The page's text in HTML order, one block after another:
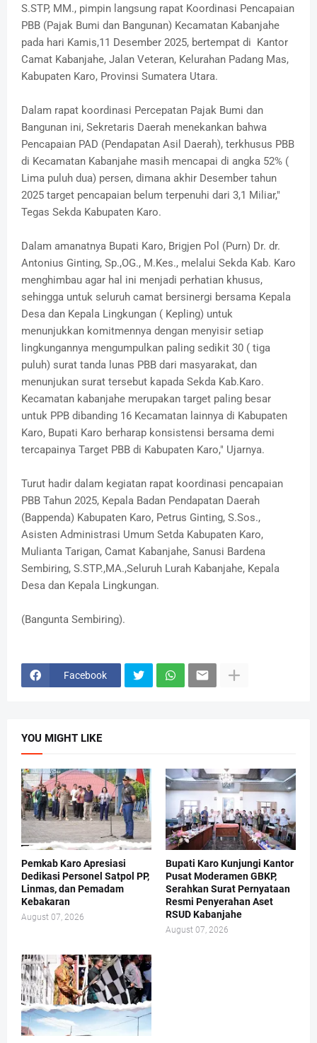
S.STP, MM., pimpin langsung rapat Koordinasi Pencapaian
PBB (Pajak Bumi dan Bangunan) Kecamatan Kabanjahe
pada hari Kamis,11 Desember 2025, bertempat di Kantor
Camat Kabanjahe, Jalan Veteran, Kelurahan Padang Mas,
Kabupaten Karo, Provinsi Sumatera Utara.
Dalam rapat koordinasi Percepatan Pajak Bumi dan
Bangunan ini, Sekretaris Daerah menekankan bahwa
Pencapaian PAD (Pendapatan Asil Daerah), terkhusus PBB
di Kecamatan Kabanjahe masih mencapai di angka 52% (
Lima puluh dua) persen, dimana akhir Desember tahun
2025 target pencapaian belum terpenuhi dari 3,1 Miliar,"
Tegas Sekda Kabupaten Karo.
Dalam amanatnya Bupati Karo, Brigjen Pol (Purn) Dr. dr.
Antonius Ginting, Sp.,OG., M.Kes., melalui Sekda Kab. Karo
menghimbau agar hal ini menjadi perhatian khusus,
sehingga untuk seluruh camat bersinergi bersama Kepala
Desa dan Kepala Lingkungan ( Kepling) untuk
menunjukkan komitmennya dengan menyisir setiap
lingkungannya mengumpulkan paling sedikit 30 ( tiga
puluh) surat tanda lunas PBB dari masyarakat, dan
menunjukan surat tersebut kapada Sekda Kab.Karo.
Kecamatan kabanjahe merupakan target paling besar
untuk PPB dibanding 16 Kecamatan lainnya di Kabupaten
Karo, Bupati Karo berharap konsistensi bersama demi
tercapainya Target PBB di Kabupaten Karo," Ujarnya.
Turut hadir dalam kegiatan rapat koordinasi pencapaian
PBB Tahun 2025, Kepala Badan Pendapatan Daerah
(Bappenda) Kabupaten Karo, Petrus Ginting, S.Sos.,
Asisten Administrasi Umum Setda Kabupaten Karo,
Mulianta Tarigan, Camat Kabanjahe, Sanusi Bardena
Sembiring, S.STP.,MA.,Seluruh Lurah Kabanjahe, Kepala
Desa dan Kepala Lingkungan.
(Bangunta Sembiring).
Facebook
YOU MIGHT LIKE
Pemkab Karo Apresiasi
Dedikasi Personel Satpol PP,
Linmas, dan Pemadam
Kebakaran
August 07, 2026
Bupati Karo Kunjungi Kantor
Pusat Moderamen GBKP,
Serahkan Surat Pernyataan
Resmi Penyerahan Aset
RSUD Kabanjahe
August 07, 2026